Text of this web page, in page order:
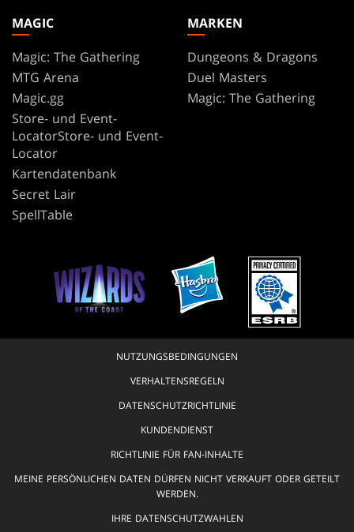
MAGIC
Magic: The Gathering
MTG Arena
Magic.gg
Store- und Event-
LocatorStore- und Event-
Locator
Kartendatenbank
Secret Lair
SpellTable
MARKEN
Dungeons & Dragons
Duel Masters
Magic: The Gathering
NUTZUNGSBEDINGUNGEN
VERHALTENSREGELN
DATENSCHUTZRICHTLINIE
KUNDENDIENST
RICHTLINIE FÜR FAN-INHALTE
MEINE PERSÖNLICHEN DATEN DÜRFEN NICHT VERKAUFT ODER GETEILT
WERDEN.
IHRE DATENSCHUTZWAHLEN